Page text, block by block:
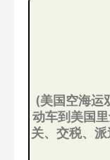
(美国空海运
动车到美国
关、交税、